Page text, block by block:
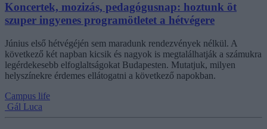
Koncertek, mozizás, pedagógusnap: hoztunk öt
szuper ingyenes programötletet a hétvégere
Június első hétvégéjén sem maradunk rendezvények nélkül. A
következő két napban kicsik és nagyok is megtalálhatják a számukra
legérdekesebb elfoglaltságokat Budapesten. Mutatjuk, milyen
helyszínekre érdemes ellátogatni a következő napokban.
Campus life
Gál Luca